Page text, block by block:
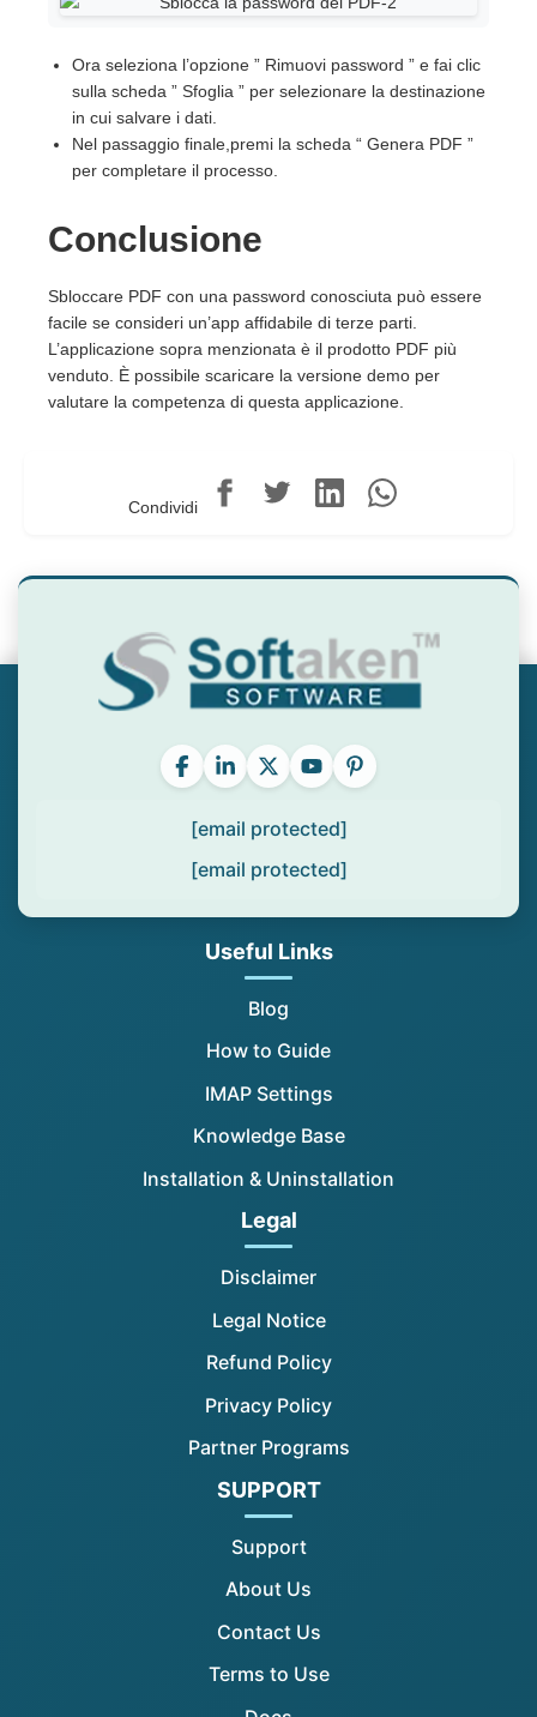
Ora seleziona l’opzione ” Rimuovi password ” e fai clic
sulla scheda ” Sfoglia ” per selezionare la destinazione
in cui salvare i dati.
Nel passaggio finale,premi la scheda “ Genera PDF ”
per completare il processo.
Conclusione
Sbloccare PDF con una password conosciuta può essere
facile se consideri un’app affidabile di terze parti.
L’applicazione sopra menzionata è il prodotto PDF più
venduto. È possibile scaricare la versione demo per
valutare la competenza di questa applicazione.
Condividi
[email protected]
[email protected]
Useful Links
Blog
How to Guide
IMAP Settings
Knowledge Base
Installation & Uninstallation
Legal
Disclaimer
Legal Notice
Refund Policy
Privacy Policy
Partner Programs
SUPPORT
Support
About Us
Contact Us
Terms to Use